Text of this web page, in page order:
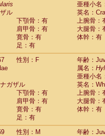
亜種小名
ル
英名：
下顎骨：有
上腕骨：
肩甲骨：有
大腿骨：
寛骨：有
体幹：有
足：有
性別：F
年齢：
属名：
亜種小名
ガザル
英名：
下顎骨：有
上腕骨：
肩甲骨：有
大腿骨：
寛骨：有
体幹：有
足：有
性別：M
年齢：